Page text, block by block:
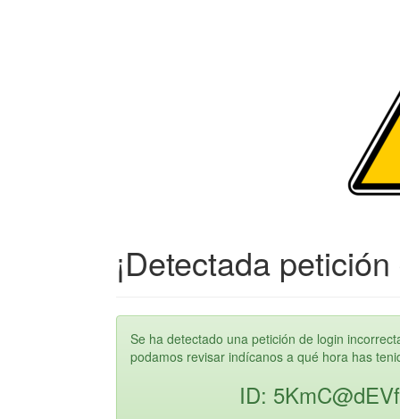
¡Detectada
Se ha detectado una petición de login
podamos revisar indícanos a qué hora has
ID: